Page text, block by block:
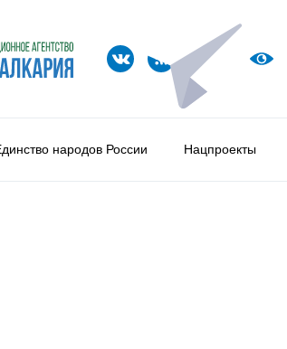
народов России Нацпроекты